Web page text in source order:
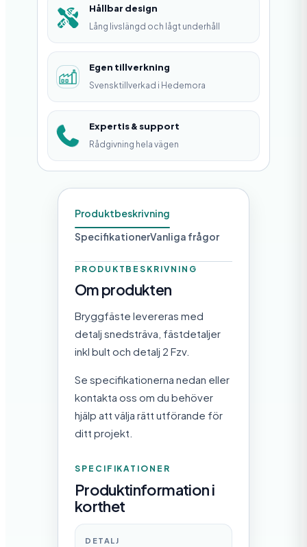
ä
n
g
d
Hållbar design
Lång livslängd och lågt underhåll
Egen tillverkning
Svensktillverkad i Hedemora
Expertis & support
Rådgivning hela vägen
Produktbeskrivning
SpecifikationerVanliga frågor
PRODUKTBESKRIVNING
Om produkten
Bryggfäste levereras med
detalj snedsträva, fästdetaljer
inkl bult och detalj 2 Fzv.
Se specifikationerna nedan eller
kontakta oss om du behöver
hjälp att välja rätt utförande för
ditt projekt.
SPECIFIKATIONER
Produktinformation i
korthet
DETALJ